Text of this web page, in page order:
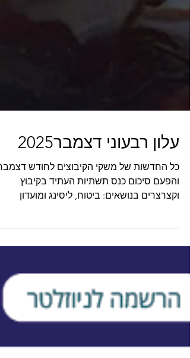
עלון רבעוני דצמבר2025
והפעם סיכום כנס תשתיות העתיד בקיבוץ
משקארד שהתחדש